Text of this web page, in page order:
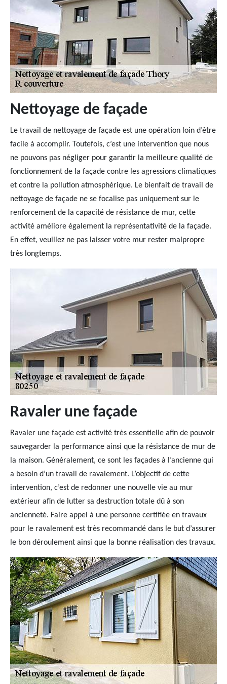
Nettoyage de façade
Le travail de nettoyage de façade est une opération loin d’être
facile à accomplir. Toutefois, c’est une intervention que nous
ne pouvons pas négliger pour garantir la meilleure qualité de
fonctionnement de la façade contre les agressions climatiques
et contre la pollution atmosphérique. Le bienfait de travail de
nettoyage de façade ne se focalise pas uniquement sur le
renforcement de la capacité de résistance de mur, cette
activité améliore également la représentativité de la façade.
En effet, veuillez ne pas laisser votre mur rester malpropre
très longtemps.
Ravaler une façade
Ravaler une façade est activité très essentielle afin de pouvoir
sauvegarder la performance ainsi que la résistance de mur de
la maison. Généralement, ce sont les façades à l’ancienne qui
a besoin d’un travail de ravalement. L’objectif de cette
intervention, c’est de redonner une nouvelle vie au mur
extérieur afin de lutter sa destruction totale dû à son
ancienneté. Faire appel à une personne certifiée en travaux
pour le ravalement est très recommandé dans le but d’assurer
le bon déroulement ainsi que la bonne réalisation des travaux.